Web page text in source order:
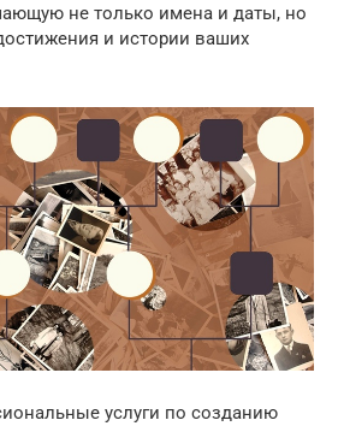
не только имена и даты, но
и истории ваших
услуги по созданию